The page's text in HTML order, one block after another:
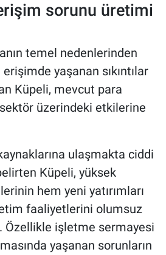
sorunu üretimi
temel nedenlerinden
yaşanan sıkıntılar
Küpeli, mevcut para
üzerindeki etkilerine
ulaşmakta ciddi
Küpeli, yüksek
hem yeni yatırımları
faaliyetlerini olumsuz
Özellikle işletme sermayesi
yaşanan sorunların